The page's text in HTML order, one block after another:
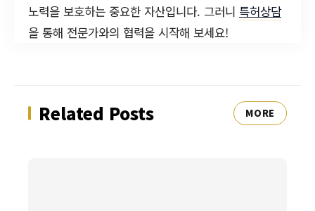
노력을 보호하는 중요한 자산입니다. 그러니 특허상담
을 통해 전문가와의 협력을 시작해 보세요!
Related Posts MORE